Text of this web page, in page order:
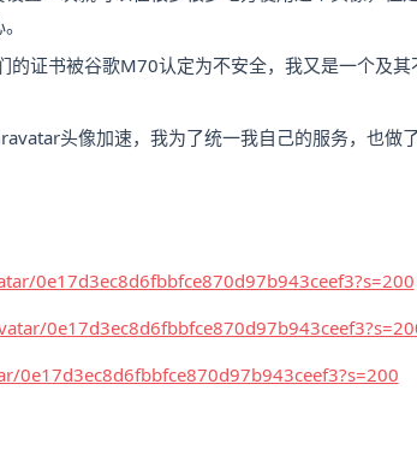
的证书被谷歌M70认定为不安全，我又是一个及
头像加速，我为了统一我自己的服务，也做
0e17d3ec8d6fbbfce870d97b943ceef3?s=200
0e17d3ec8d6fbbfce870d97b943ceef3?s=200